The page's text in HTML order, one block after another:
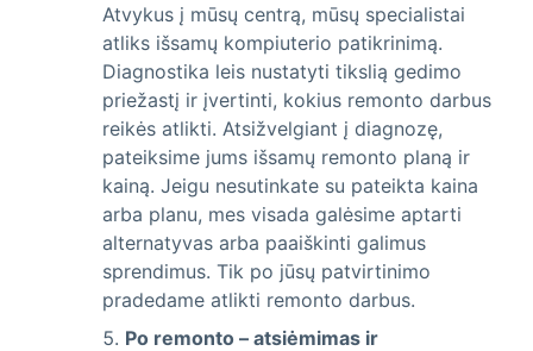
Atvykus į mūsų centrą, mūsų specialistai
atliks išsamų kompiuterio patikrinimą.
Diagnostika leis nustatyti tikslią gedimo
priežastį ir įvertinti, kokius remonto darbus
reikės atlikti. Atsižvelgiant į diagnozę,
pateiksime jums išsamų remonto planą ir
kainą. Jeigu nesutinkate su pateikta kaina
arba planu, mes visada galėsime aptarti
alternatyvas arba paaiškinti galimus
sprendimus. Tik po jūsų patvirtinimo
pradedame atlikti remonto darbus.
Po remonto – atsiėmimas ir